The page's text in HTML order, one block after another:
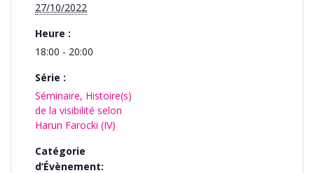
27/10/2022
Heure :
18:00 - 20:00
Série :
Séminaire, Histoire(s)
de la visibilité selon
Harun Farocki (IV)
Catégorie
d’Évènement: